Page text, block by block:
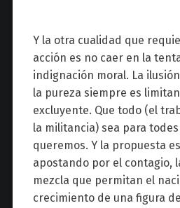
Y la otra cualidad que
acción es no caer en la
indignación moral. La
la pureza siempre es
excluyente. Que todo (el
la militancia) sea para
queremos. Y la propuesta
apostando por el contagio,
mezcla que permitan el
crecimiento de una figura